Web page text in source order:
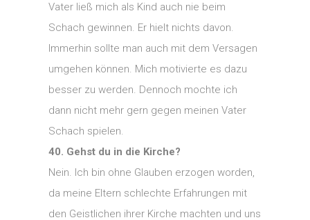
Vater ließ mich als Kind auch nie beim
Schach gewinnen. Er hielt nichts davon.
Immerhin sollte man auch mit dem Versagen
umgehen können. Mich motivierte es dazu
besser zu werden. Dennoch mochte ich
dann nicht mehr gern gegen meinen Vater
Schach spielen.
40. Gehst du in die Kirche?
Nein. Ich bin ohne Glauben erzogen worden,
da meine Eltern schlechte Erfahrungen mit
den Geistlichen ihrer Kirche machten und uns